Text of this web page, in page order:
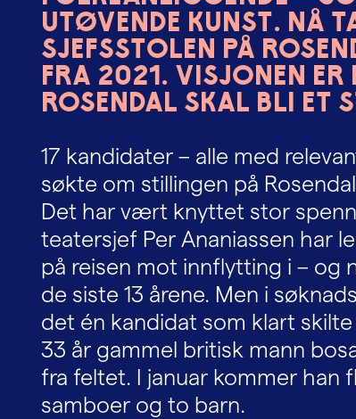
utøvende kunst. Nå
sjefsstolen på
fra 2021. Visjonen
Rosendal skal bli et
17 kandidater – alle med
søkte om stillingen på
Det har vært knyttet stor
teatersjef Per Ananiassen har
på reisen mot innflytting i – og
de siste 13 årene. Men i
det én kandidat som klart
33 år gammel britisk mann
fra feltet. I januar kommer han
samboer og to barn.